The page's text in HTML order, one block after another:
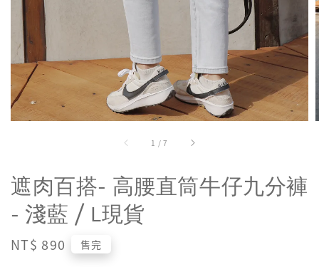
1 /7
遮肉百搭- 高腰直筒牛仔九分褲
- 淺藍 / L現貨
Regular
NT$ 890 售完